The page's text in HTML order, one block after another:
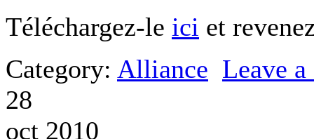
Téléchargez-le ici et
Category: Alliance Leave
28
oct 2010